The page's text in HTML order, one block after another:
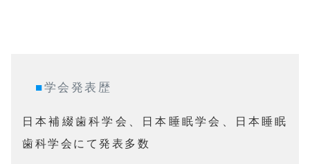
■学会発表歴
日本補綴歯科学会、日本睡眠学会、日本睡眠
歯科学会にて発表多数